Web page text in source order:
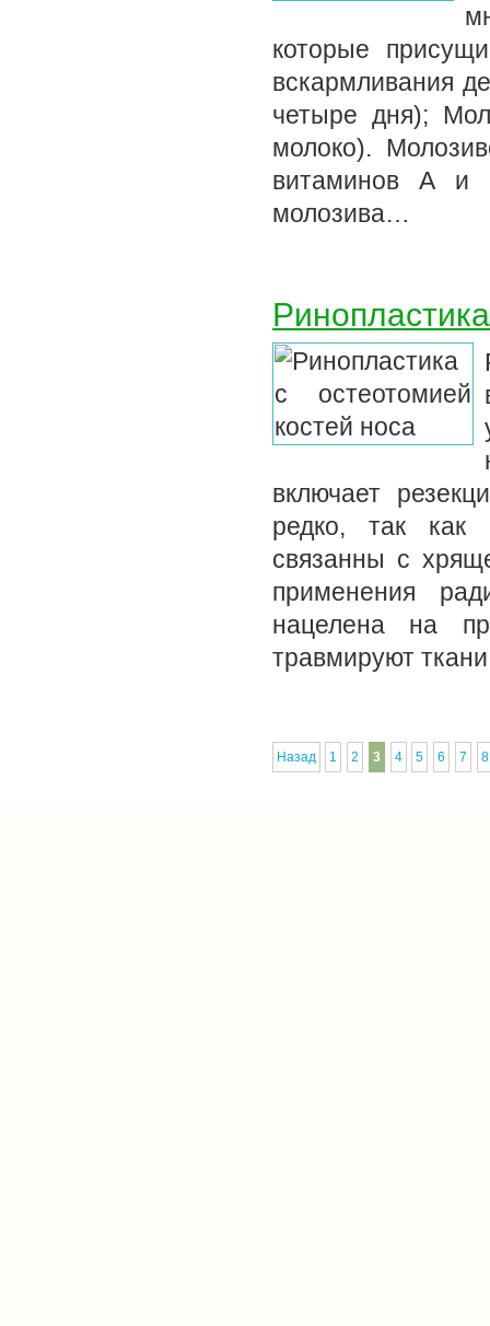
которые
вскармливания
четыре дня);
молоко).
витаминов А и
молозива…
включает
редко, так как
связанны с
применения
нацелена на
травмируют
Назад 1 2 3 4 5 6 7 8